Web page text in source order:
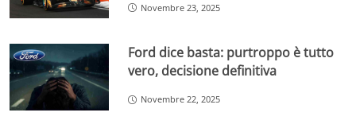
Novembre 23, 2025
Ford dice basta: purtroppo è tutto
vero, decisione definitiva
Novembre 22, 2025